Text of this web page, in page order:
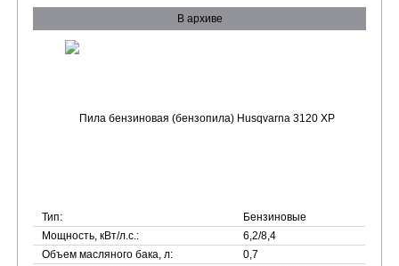
В архиве
Тип:
Бензиновые
Мощность, кВт/л.с.:
6,2/8,4
Объем масляного бака, л:
0,7